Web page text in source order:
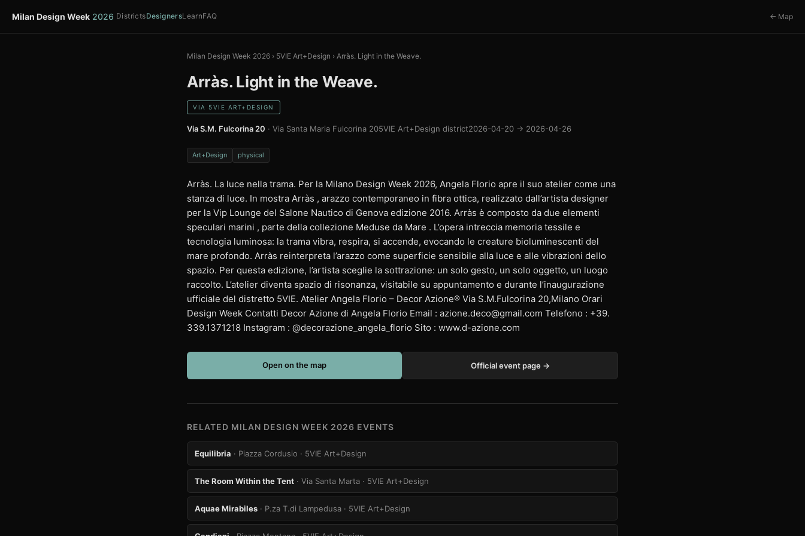
Milan Design Week 2026 DistrictsDesignersLearnFAQ ← Map
Milan Design Week 2026 › 5VIE Art+Design › Arràs. Light in the Weave.
Arràs. Light in the Weave.
VIA 5VIE ART+DESIGN
Via S.M. Fulcorina 20 · Via Santa Maria Fulcorina 205VIE Art+Design district2026-04-20 → 2026-04-26
Art+Design physical
Arràs. La luce nella trama. Per la Milano Design Week 2026, Angela Florio apre il suo atelier come una
stanza di luce. In mostra Arràs , arazzo contemporaneo in fibra ottica, realizzato dall’artista designer
per la Vip Lounge del Salone Nautico di Genova edizione 2016. Arràs è composto da due elementi
speculari marini , parte della collezione Meduse da Mare . L’opera intreccia memoria tessile e
tecnologia luminosa: la trama vibra, respira, si accende, evocando le creature bioluminescenti del
mare profondo. Arràs reinterpreta l’arazzo come superficie sensibile alla luce e alle vibrazioni dello
spazio. Per questa edizione, l’artista sceglie la sottrazione: un solo gesto, un solo oggetto, un luogo
raccolto. L’atelier diventa spazio di risonanza, visitabile su appuntamento e durante l’inaugurazione
ufficiale del distretto 5VIE. Atelier Angela Florio – Decor Azione® Via S.M.Fulcorina 20,Milano Orari
Design Week Contatti Decor Azione di Angela Florio Email : azione.deco@gmail.com Telefono : +39.
339.1371218 Instagram : @decorazione_angela_florio Sito : www.d-azione.com
Open on the map Official event page →
RELATED MILAN DESIGN WEEK 2026 EVENTS
Equilibria · Piazza Cordusio · 5VIE Art+Design
The Room Within the Tent · Via Santa Marta · 5VIE Art+Design
Aquae Mirabiles · P.za T.di Lampedusa · 5VIE Art+Design